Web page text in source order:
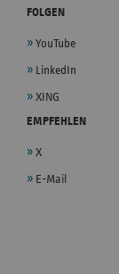
FOLGEN
YouTube
LinkedIn
XING
EMPFEHLEN
X
E-Mail